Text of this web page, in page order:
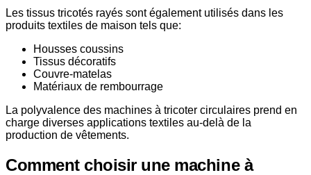
Les tissus tricotés rayés sont également utilisés dans les
produits textiles de maison tels que:
Housses coussins
Tissus décoratifs
Couvre-matelas
Matériaux de rembourrage
La polyvalence des machines à tricoter circulaires prend en
charge diverses applications textiles au-delà de la
production de vêtements.
Comment choisir une machine à